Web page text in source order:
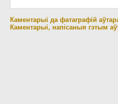
Каментарыі да фатаграфій
Каментарыі, напісаныя гэтым